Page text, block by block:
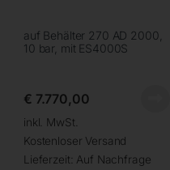
auf Behälter 270 AD 2000,
10 bar, mit ES4000S
€ 7.770,00
inkl. MwSt.
Kostenloser Versand
Lieferzeit: Auf Nachfrage